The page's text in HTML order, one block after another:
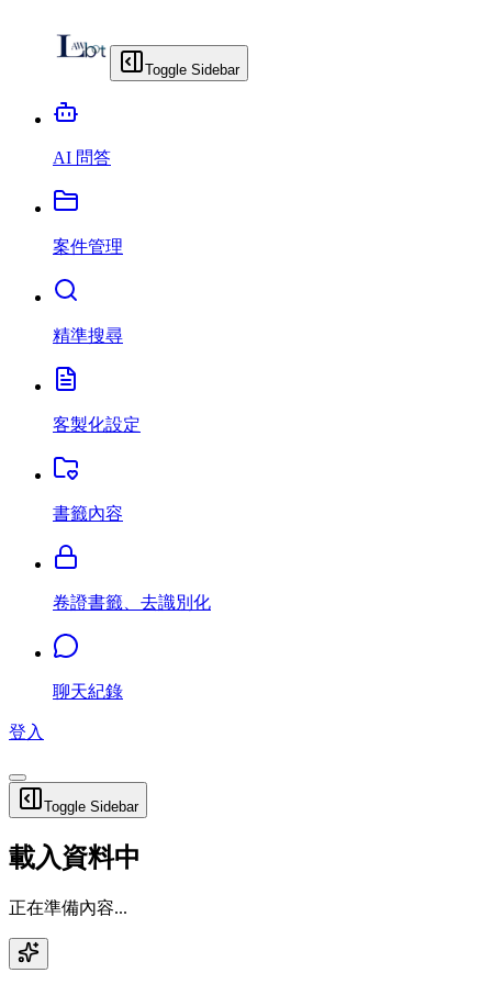
Toggle Sidebar
AI 問答
案件管理
精準搜尋
客製化設定
書籤內容
卷證書籤、去識別化
聊天紀錄
登入
Toggle Sidebar
載入資料中
正在準備內容...